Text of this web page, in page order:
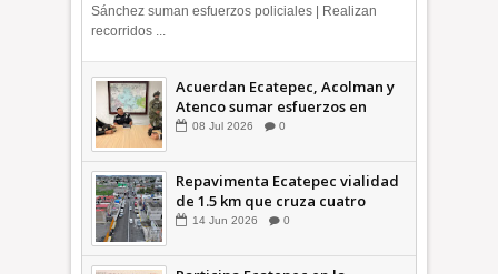
Sánchez suman esfuerzos policiales | Realizan
recorridos ...
Acuerdan Ecatepec, Acolman y
Atenco sumar esfuerzos en
seguridad
08 Jul 2026 0
Repavimenta Ecatepec vialidad
de 1.5 km que cruza cuatro
comunidades +Video
14 Jun 2026 0